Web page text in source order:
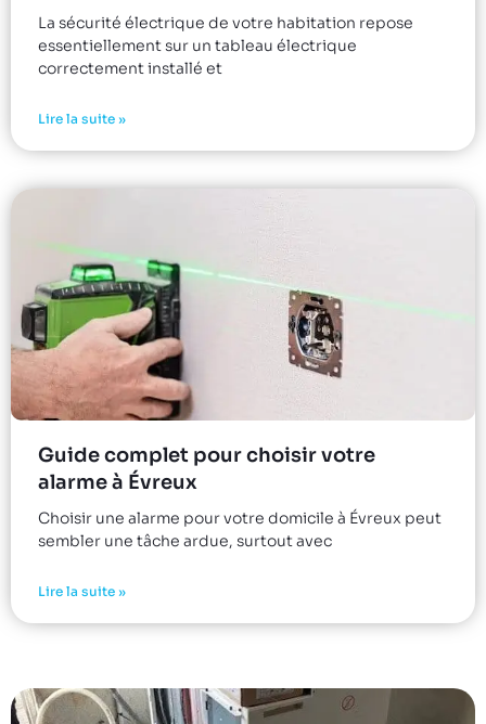
La sécurité électrique de votre habitation repose
essentiellement sur un tableau électrique
correctement installé et
Lire la suite »
Guide complet pour choisir votre
alarme à Évreux
Choisir une alarme pour votre domicile à Évreux peut
sembler une tâche ardue, surtout avec
Lire la suite »